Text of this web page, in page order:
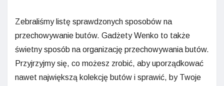
Zebraliśmy listę sprawdzonych sposobów na
przechowywanie butów. Gadżety Wenko to także
świetny sposób na organizację przechowywania butów.
Przyjrzyjmy się, co możesz zrobić, aby uporządkować
nawet największą kolekcję butów i sprawić, by Twoje